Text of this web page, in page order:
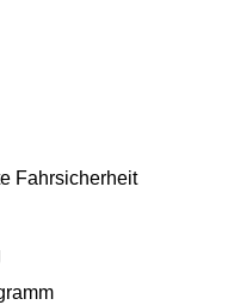
Fahrsicherheit